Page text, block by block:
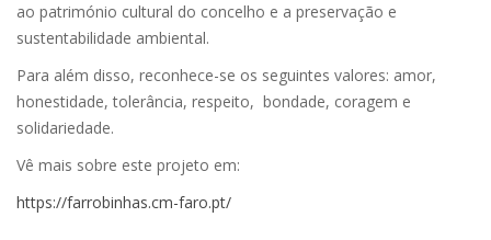
ao património cultural do concelho e a preservação e
sustentabilidade ambiental.
Para além disso, reconhece-se os seguintes valores: amor,
honestidade, tolerância, respeito, bondade, coragem e
solidariedade.
Vê mais sobre este projeto em:
https://farrobinhas.cm-faro.pt/